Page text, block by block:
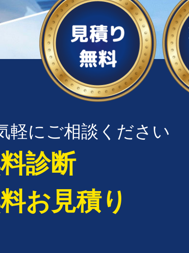
軽にご相談ください
診断
お見積り